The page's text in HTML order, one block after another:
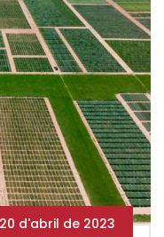
20 d'abril de 2023